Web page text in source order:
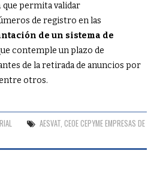
que permita validar
de registro en las
de un sistema de
contemple un plazo de
de la retirada de anuncios por
otros.
AESVAT, CEOE CEPYME EMPRESAS DE